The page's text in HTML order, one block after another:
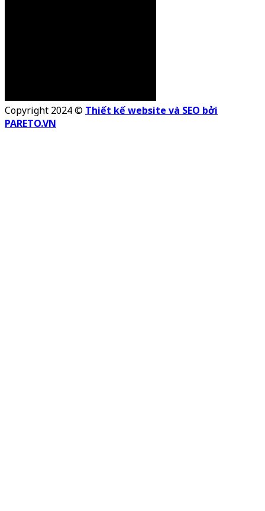
Copyright 2024 © Thiết kế website và SEO bởi
PARETO.VN